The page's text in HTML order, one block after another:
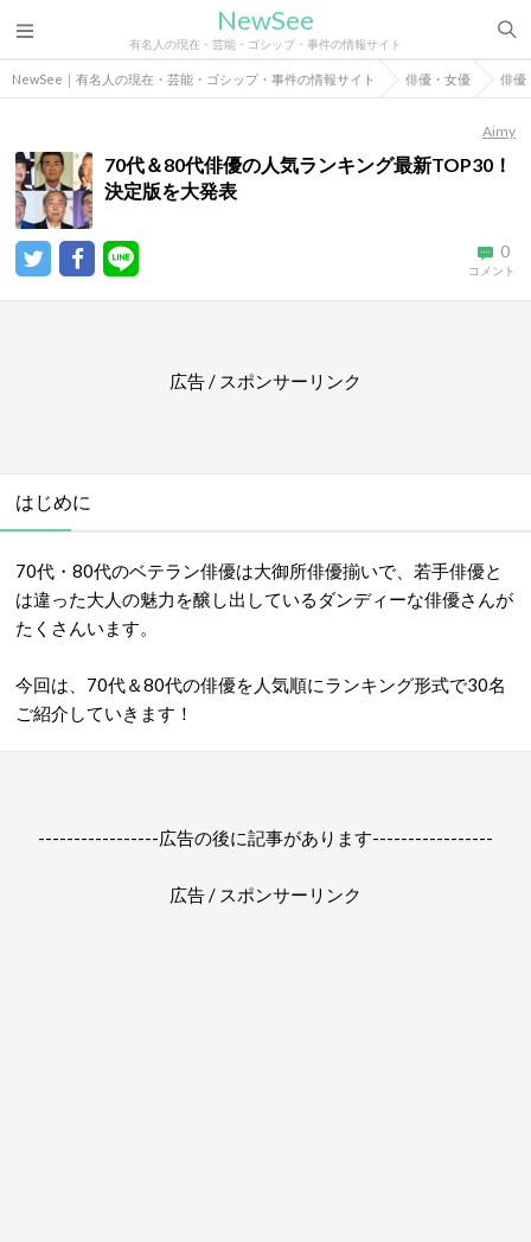
NewSee
有名人の現在・芸能・ゴシップ・事件の情報サイト
NewSee｜有名人の現在・芸能・ゴシップ・事件の情報サイト 俳優・女優 俳優
Aimy
70代＆80代俳優の人気ランキング最新TOP30！
決定版を大発表
0
コメント
広告 / スポンサーリンク
はじめに
70代・80代のベテラン俳優は大御所俳優揃いで、若手俳優と
は違った大人の魅力を醸し出しているダンディーな俳優さんが
たくさんいます。
今回は、70代＆80代の俳優を人気順にランキング形式で30名
ご紹介していきます！
-----------------広告の後に記事があります-----------------
広告 / スポンサーリンク